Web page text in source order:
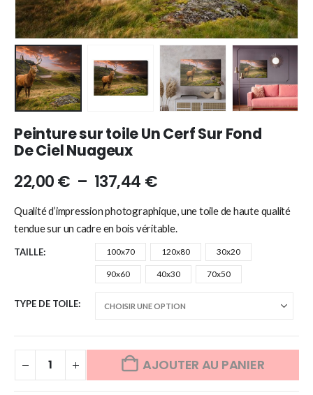
Peinture sur toile Un Cerf Sur Fond
De Ciel Nuageux
22,00€ – 137,44 €
Qualité d’impression photographique, une toile de haute qualité
tendue sur un cadre en bois véritable.
TAILLE 100x70 120x80 30x20
90x60 40x30 70x50
TYPE DE TOILE
AJOUTER AU PANIER